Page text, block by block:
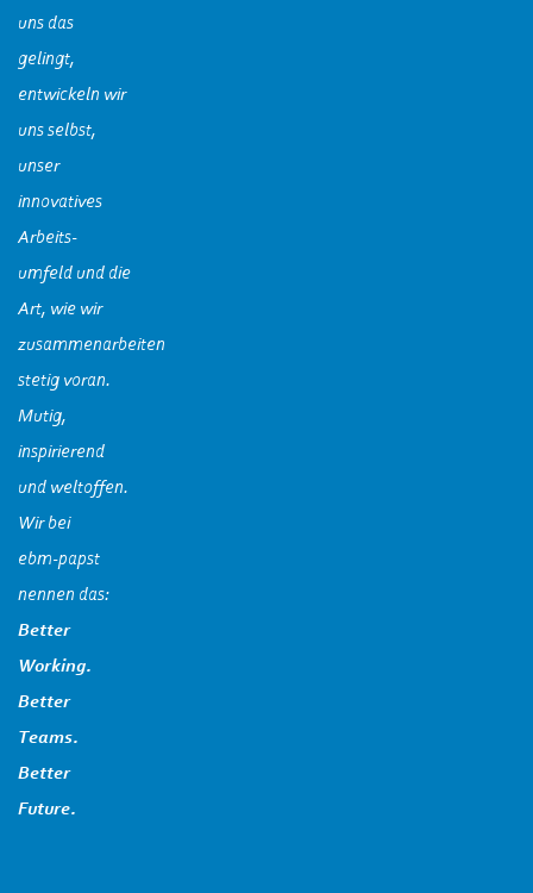
uns das
gelingt,
entwickeln wir
uns selbst,
unser
innovatives
Arbeits-
umfeld und die
Art, wie wir
zusammenarbeiten
stetig voran.
Mutig,
inspirierend
und weltoffen.
Wir bei
ebm‑papst
nennen das:
Better
Working.
Better
Teams.
Better
Future.